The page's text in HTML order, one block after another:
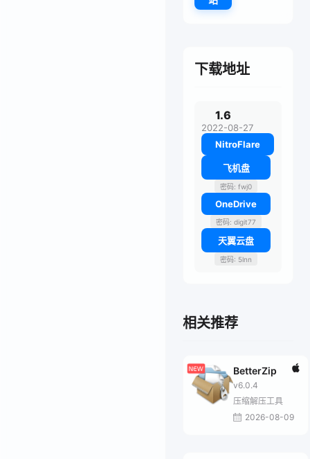
下载地址
1.6
2022-08-27
NitroFlare
飞机盘
密码: fwj0
OneDrive
密码: digit77
天翼云盘
密码: 5lnn
相关推荐
BetterZip
v6.0.4
压缩解压工具
2026-08-09